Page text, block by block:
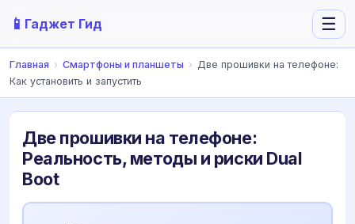
📱 Гаджет Гид ☰
Главная › Смартфоны и планшеты › Две прошивки на телефоне:
Как установить и запустить
Две прошивки на телефоне:
Реальность, методы и риски Dual
Boot